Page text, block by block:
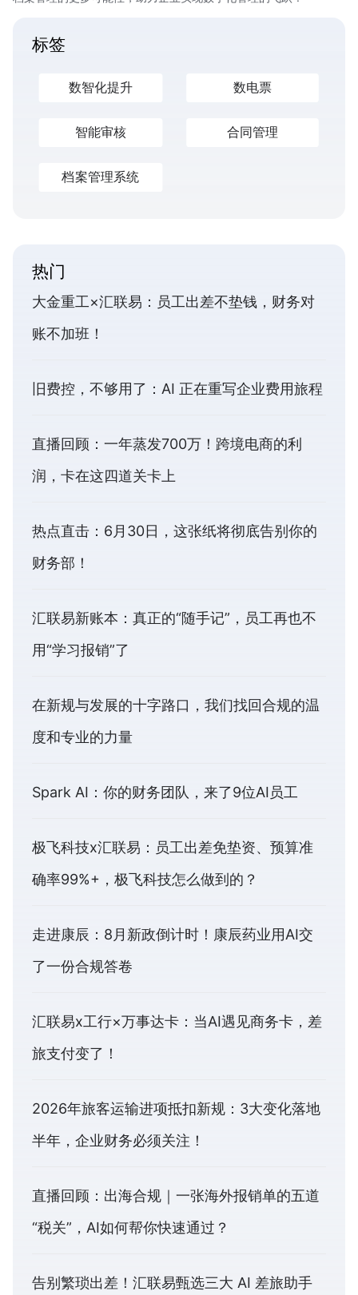
标签
数智化提升 数电票
智能审核 合同管理
档案管理系统
热门
大金重工×汇联易：员工出差不垫钱，财务对
账不加班！
旧费控，不够用了：AI 正在重写企业费用旅程
直播回顾：一年蒸发700万！跨境电商的利
润，卡在这四道关卡上
热点直击：6月30日，这张纸将彻底告别你的
财务部！
汇联易新账本：真正的“随手记”，员工再也不
用“学习报销”了
在新规与发展的十字路口，我们找回合规的温
度和专业的力量
Spark AI：你的财务团队，来了9位AI员工
极飞科技x汇联易：员工出差免垫资、预算准
确率99%+，极飞科技怎么做到的？
走进康辰：8月新政倒计时！康辰药业用AI交
了一份合规答卷
汇联易x工行×万事达卡：当AI遇见商务卡，差
旅支付变了！
2026年旅客运输进项抵扣新规：3大变化落地
半年，企业财务必须关注！
直播回顾：出海合规｜一张海外报销单的五道
“税关”，AI如何帮你快速通过？
告别繁琐出差！汇联易甄选三大 AI 差旅助手